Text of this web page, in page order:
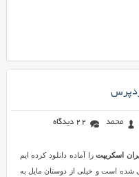
محمد 22 دیدگاه
اسکریپترا آماده دانلود کرده ایم
است و خیلی از دوستان مایل به